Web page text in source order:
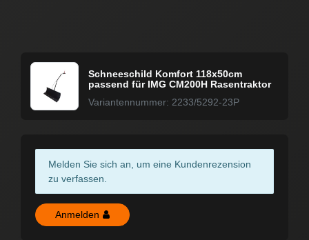
Schneeschild Komfort 118x50cm
passend für IMG CM200H Rasentraktor
Variantennummer: 2233/5292-23P
Melden Sie sich an, um eine Kundenrezension
zu verfassen.
Anmelden